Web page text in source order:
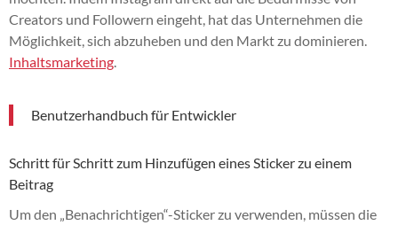
Creators und Followern eingeht, hat das Unternehmen die
Möglichkeit, sich abzuheben und den Markt zu dominieren.
Inhaltsmarketing
Benutzerhandbuch für Entwickler
Schritt für Schritt zum Hinzufügen eines Sticker zu einem
Beitrag
Um den „Benachrichtigen“-Sticker zu verwenden, müssen die